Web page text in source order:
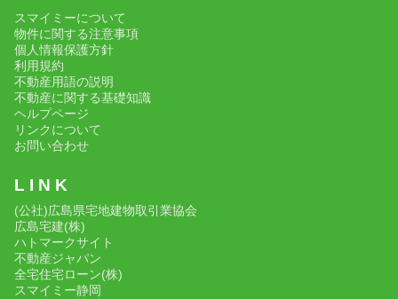
スマイミーについて
物件に関する注意事項
個人情報保護方針
利用規約
不動産用語の説明
不動産に関する基礎知識
ヘルプページ
リンクについて
お問い合わせ
L I N K
(公社)広島県宅地建物取引業協会
広島宅建(株)
ハトマークサイト
不動産ジャパン
全宅住宅ローン(株)
スマイミー静岡